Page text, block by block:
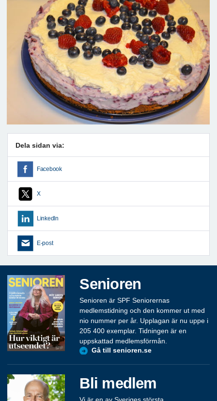
Dela sidan via:
Facebook
X
LinkedIn
E-post
Senioren
Senioren är SPF Seniorernas
medlemstidning och den kommer ut med
nio nummer per år. Upplagan är nu uppe i
205 400 exemplar. Tidningen är en
uppskattad medlemsförmån.
Gå till senioren.se
Bli medlem